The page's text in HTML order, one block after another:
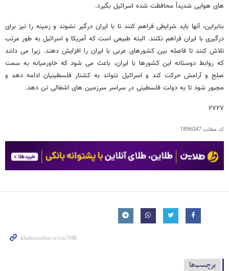
های هوایی شدیداً محافظت شده اسرائیل بگیرد.
بنابراین، آنها باید شرایطی فراهم کنند تا با ایران درگیر نشوند و زمینه را نیز برای
درگیری با ایران فراهم نکنند. البته طبیعی است که آمریکا و اسرائیل به طور مرتب
تلاش کنند تا فاصله بین کشورهای عربی با ایران را افزایش دهند. زیرا می دانند
که روابط دوستانه این کشورها با ایران، باعث می شود که خاورمیانه به سمت
صلح و آرامش حرکت کند و اسرائیل نتواند به کشتار فلسطینیان ادامه دهد و
مجبور شود تا به دولت فلسطینی در سراسر سرزمین های اشغالی تن دهد.
۲۷۲۷
کد مطلب1896047
برچسب‌ها